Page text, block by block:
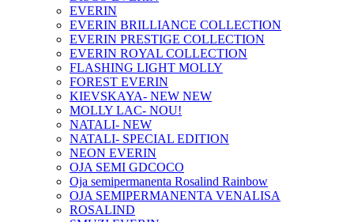
EVERIN
EVERIN BRILLIANCE COLLECTION
EVERIN PRESTIGE COLLECTION
EVERIN ROYAL COLLECTION
FLASHING LIGHT MOLLY
FOREST EVERIN
KIEVSKAYA- NEW NEW
MOLLY LAC- NOU!
NATALI- NEW
NATALI- SPECIAL EDITION
NEON EVERIN
OJA SEMI GDCOCO
Oja semipermanenta Rosalind Rainbow
OJA SEMIPERMANENTA VENALISA
ROSALIND